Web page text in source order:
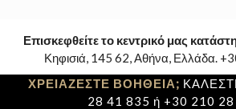
Επισκεφθείτε το κεντρικό μας
Κηφισιά, 145 62, Αθήνα, Ελλάδα.
ΧΡΕΙΑΖΕΣΤΕ ΒΟΗΘΕΙΑ;
28 41 835 ή +30 210